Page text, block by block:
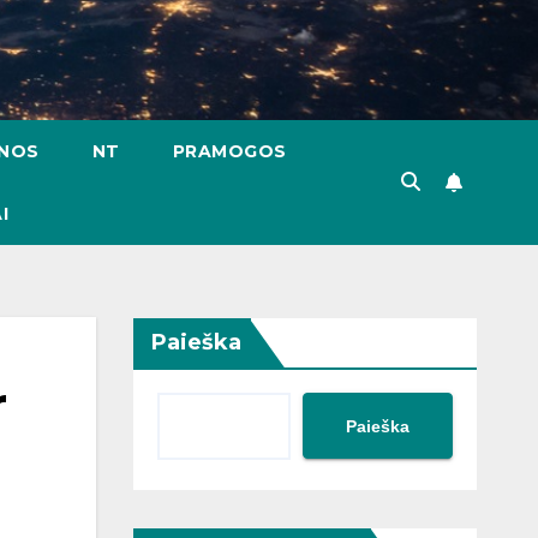
NT PRAMOGOS
Paieška
Paieška